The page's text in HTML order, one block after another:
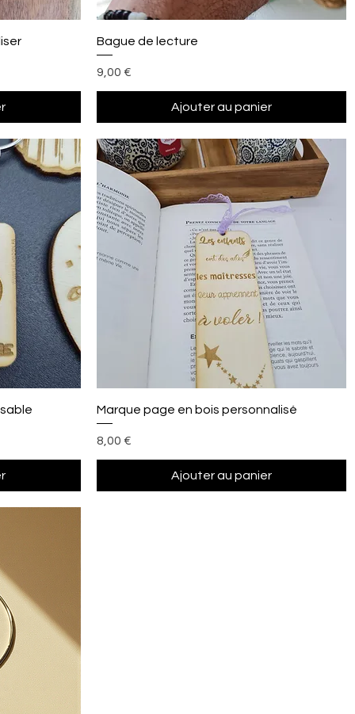
Aperçu rapide
Bague de lecture
Prix
9,00 €
Ajouter au panier
Aperçu rapide
Marque page en bois personnalisé
Prix
8,00 €
Ajouter au panier